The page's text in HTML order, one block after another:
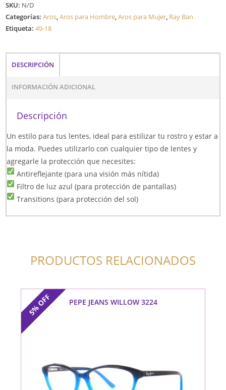
SKU: N/D
Categorías:Aros,Aros para Hombre,Aros para Mujer, Ray Ban
Etiqueta:49-18
DESCRIPCIÓN
INFORMACIÓN ADICIONAL
Descripción
Un estilo para tus lentes, ideal para estilizar tu rostro y estar a
la moda. Puedes utilizarlo con cualquier tipo de lentes y
agregarle la protección que necesites:
Antireflejante (para una visión más nítida)
Filtro de luz azul (para protección de pantallas)
Transitions (para protección del sol)
PRODUCTOS RELACIONADOS
5%
OFF PEPE JEANS WILLOW 3224